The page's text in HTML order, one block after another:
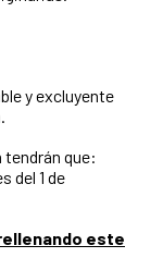
y excluyente
que:
del 1 de
este